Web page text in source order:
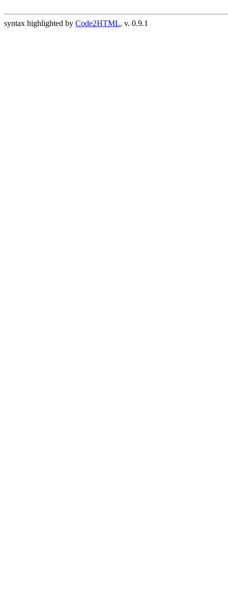
syntax highlighted by Code2HTML, v. 0.9.1